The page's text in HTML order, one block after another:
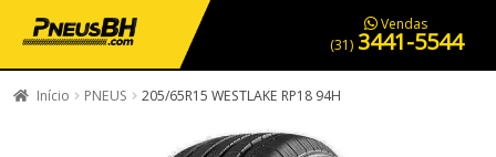
PNEUS EM OFERTA SERVIÇOS AUTOMOTIVOS NOSSA LOJA
Vendas
(31) 3441-5544
Início PNEUS 205/65R15 WESTLAKE RP18 94H